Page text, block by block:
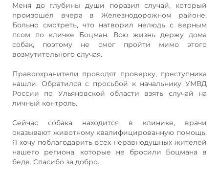
Меня до глубины души поразил случай, который
произошёл вчера в Железнодорожном районе.
Больно смотреть, что натворил нелюдь с верным
псом по кличке Боцман. Всю жизнь держу дома
собак, поэтому не смог пройти мимо этого
возмутительного случая.
Правоохранители проводят проверку, преступника
нашли. Обратился с просьбой к начальнику УМВД
России по Ульяновской области взять случай на
личный контроль.
Сейчас собака находится в клинике, врачи
оказывают животному квалифицированную помощь.
Я хочу поблагодарить всех неравнодушных жителей
нашего региона, которые не бросили Боцмана в
беде. Спасибо за добро.